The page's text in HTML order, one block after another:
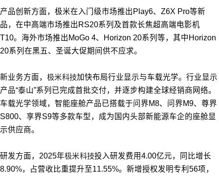
产品创新方面，极米在入门级市场推出Play6、Z6X Pro等新
品，在中高端市场推出RS20系列及首款长焦超高端电影机
T10。海外市场推出MoGo 4、Horizon 20系列等，其中Horizon
20系列在黑五、圣诞大促期间供不应求。
新业务方面， 极米科技加快布局行业显示与车载光学。行业显示
产品“泰山”系列已完成首批交付，并逐步构建全球经销商网络。
车载光学领域，智能座舱产品已搭载于问界M8、问界M9、尊界
S800、享界S9等多款车型，成为国内头部新能源车企的座舱显
示供应商。
研发方面，2025年极米科技投入研发费用4.00亿元，同比增长
8.90%，占营收比重提升至11.55%。新增授权发明专利56项，